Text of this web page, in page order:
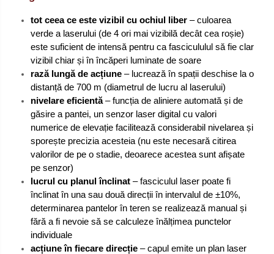
tot ceea ce este vizibil cu ochiul liber – culoarea
verde a laserului (de 4 ori mai vizibilă decât cea roșie)
este suficient de intensă pentru ca fascicululul să fie clar
vizibil chiar și în încăperi luminate de soare
rază lungă de acțiune – lucrează în spații deschise la o
distanță de 700 m (diametrul de lucru al laserului)
nivelare eficientă– funcția de aliniere automată și de
găsire a pantei, un senzor laser digital cu valori
numerice de elevație facilitează considerabil nivelarea și
sporește precizia acesteia (nu este necesară citirea
valorilor de pe o stadie, deoarece acestea sunt afișate
pe senzor)
lucrul cu planul înclinat – fasciculul laser poate fi
înclinat în una sau două direcții în intervalul de ±10%,
determinarea pantelor în teren se realizează manual și
fără a fi nevoie să se calculeze înălțimea punctelor
individuale
acțiune în fiecare direcție – capul emite un plan laser